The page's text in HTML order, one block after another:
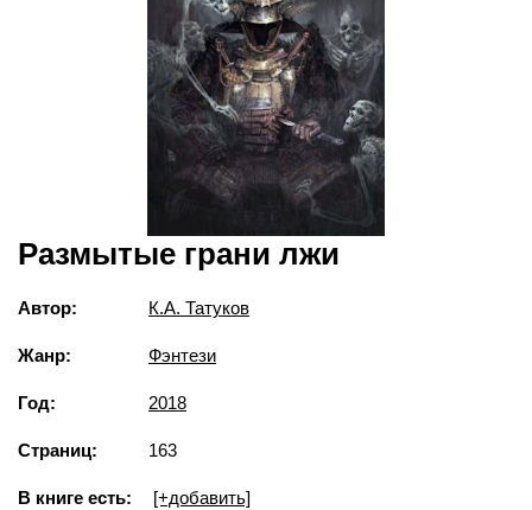
Размытые грани лжи
Автор: К.А. Татуков
Жанр: Фэнтези
Год: 2018
Страниц: 163
В книге есть: [+добавить]